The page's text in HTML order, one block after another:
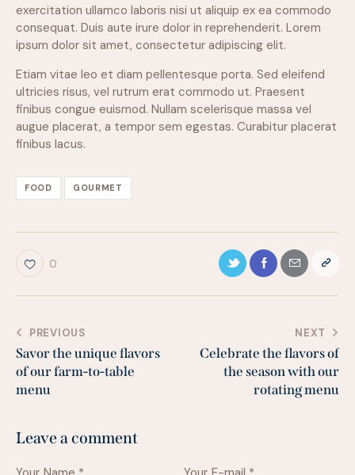
exercitation ullamco laboris nisi ut aliquip ex ea commodo
consequat. Duis aute irure dolor in reprehenderit. Lorem
ipsum dolor sit amet, consectetur adipiscing elit.
Etiam vitae leo et diam pellentesque porta. Sed eleifend
ultricies risus, vel rutrum erat commodo ut. Praesent
finibus congue euismod. Nullam scelerisque massa vel
augue placerat, a tempor sem egestas. Curabitur placerat
finibus lacus.
FOOD GOURMET
0
PREVIOUS
Savor the unique flavors
of our farm-to-table
menu
NEXT
Celebrate the flavors of
the season with our
rotating menu
Leave a comment